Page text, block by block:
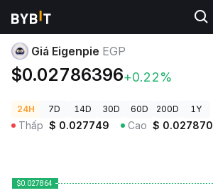
Giá Tiền Điện Tử
Giá Eigenpie EGP
$0.02786396+0.22%
24H 7D 14D 30D 60D 200D 1Y
Thấp $ 0.027749 Cao $ 0.027870